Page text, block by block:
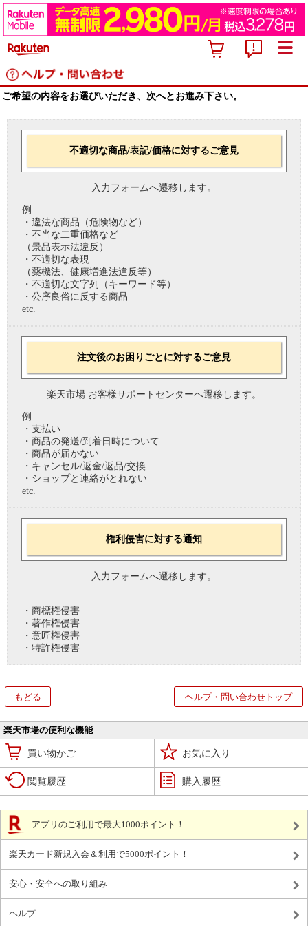
ご希望の内容をお選びいただき、次へとお進み下さい。
不適切な商品/表記/価格に対するご意見
入力フォームへ遷移します。
例
・違法な商品（危険物など）
・不当な二重価格など
（景品表示法違反）
・不適切な表現
（薬機法、健康増進法違反等）
・不適切な文字列（キーワード等）
・公序良俗に反する商品
etc.
注文後のお困りごとに対するご意見
楽天市場 お客様サポートセンターへ遷移します。
例
・支払い
・商品の発送/到着日時について
・商品が届かない
・キャンセル/返金/返品/交換
・ショップと連絡がとれない
etc.
権利侵害に対する通知
入力フォームへ遷移します。
・商標権侵害
・著作権侵害
・意匠権侵害
・特許権侵害
もどる ヘルプ・問い合わせトップ
楽天市場の便利な機能
買い物かご お気に入り
閲覧履歴 購入履歴
アプリのご利用で最大1000ポイント！
楽天カード新規入会＆利用で5000ポイント！
安心・安全への取り組み
ヘルプ